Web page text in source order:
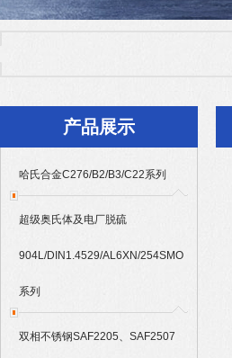
Alloy625/601/686/718系列
产品展示
哈氏合金C276/B2/B3/C22系列
超级奥氏体及电厂脱硫
904L/DIN1.4529/AL6XN/254SMO
系列
双相不锈钢SAF2205、SAF2507